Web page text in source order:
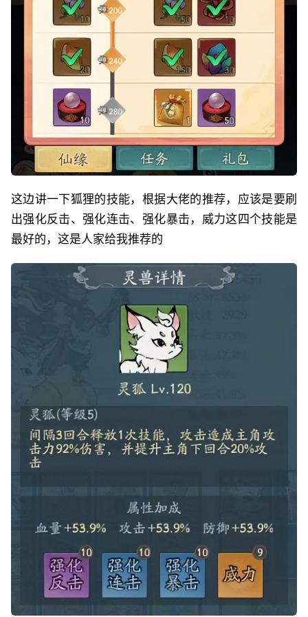
这边讲一下狐狸的技能，根据大佬的推荐，应该是要刷
出强化反击、强化连击、强化暴击，威力这四个技能是
最好的，这是人家给我推荐的